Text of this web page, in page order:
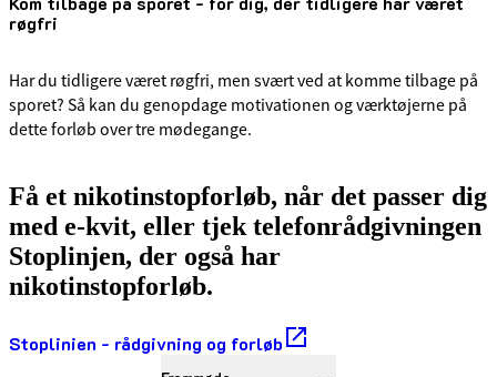
røgfri
Har du tidligere været røgfri, men svært ved at komme tilbage på
sporet? Så kan du genopdage motivationen og værktøjerne på
dette forløb over tre mødegange.
Få et nikotinstopforløb, når det passer dig
med e-kvit, eller tjek telefonrådgivningen
Stoplinjen, der også har
nikotinstopforløb.
Stoplinien - rådgivning og forløb